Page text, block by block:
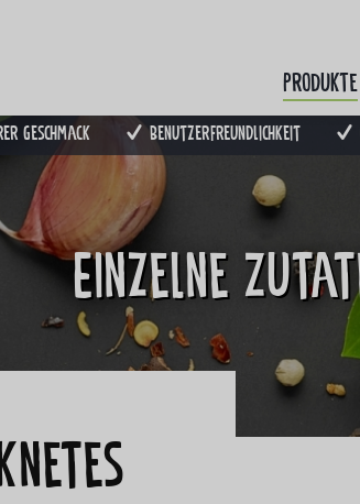
Produkte
Geschmack Benutzerfreundlichkeit
Einzelne